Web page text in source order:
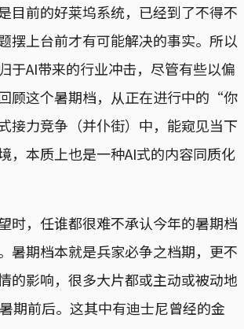
目前的好莱坞系统，已经到了不得不
摆上台前才有可能解决的事实。所以
于AI带来的行业冲击，尽管有些以偏
顾这个暑期档，从正在进行中的“你
接力竞争（并仆街）中，能窥见当下
，本质上也是一种AI式的内容同质化
时，任谁都很难不承认今年的暑期档
暑期档本就是兵家必争之档期，更不
的影响，很多大片都或主动或被动地
期前后。这其中有迪士尼曾经的金